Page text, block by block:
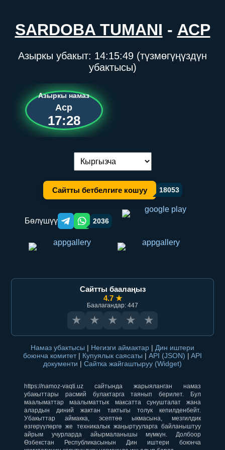
SARDOBA TUMANI - АСР
Азыркы убакыт: 14:15:49 (түзмөгүңүздүн
убактысы)
Азыркы намаз
Аср
17:28
Тилди алмаштыруу:
Сайтты бетбелгиге кошуу 18053
Бөлүшүү Telegram orqali ulashish
WhatsApp orqali ulashish
2036
Сайтты баалаңыз
4.7 ★
Баалагандар: 447
★ ★ ★ ★ ★
Намаз убактысы | Негизги аймактар | Дин иштери
боюнча комитет | Купуялык саясаты | API (JSON) | API
документи | Сайтка жайгаштыруу (Widget)
https://namoz-vaqti.uz сайтында жарыяланган намаз
убакыттары расмий булактарга таянып берилет. Бул
маалыматтар маалыматтык максатта сунушталат жана
алардын диний жактан тактыгы толук кепилденбейт.
Убакыттар аймакка, эсептөө ыкмасына, мезгилдик
өзгөрүүлөргө же техникалык жаңыртууларга байланыштуу
айрым учурларда айырмаланышы мүмкүн. Долбоор
Өзбекстан Республикасынын Дин иштери боюнча